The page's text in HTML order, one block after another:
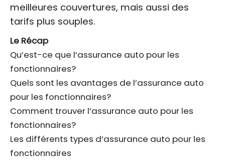
meilleures couvertures, mais aussi des
tarifs plus souples.
Le Récap
Qu’est-ce que l’assurance auto pour les
fonctionnaires?
Quels sont les avantages de l’assurance auto
pour les fonctionnaires?
Comment trouver l’assurance auto pour les
fonctionnaires?
Les différents types d’assurance auto pour les
fonctionnaires